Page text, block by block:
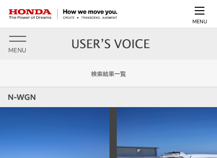
MENU
MENU
検索結果一覧
N-WGN